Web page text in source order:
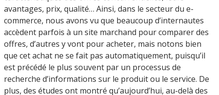
avantages, prix, qualité… Ainsi, dans le secteur du e-
commerce, nous avons vu que beaucoup d’internautes
accèdent parfois à un site marchand pour comparer des
offres, d’autres y vont pour acheter, mais notons bien
que cet achat ne se fait pas automatiquement, puisqu’il
est précédé le plus souvent par un processus de
recherche d’informations sur le produit ou le service. De
plus, des études ont montré qu’aujourd’hui, au-delà des